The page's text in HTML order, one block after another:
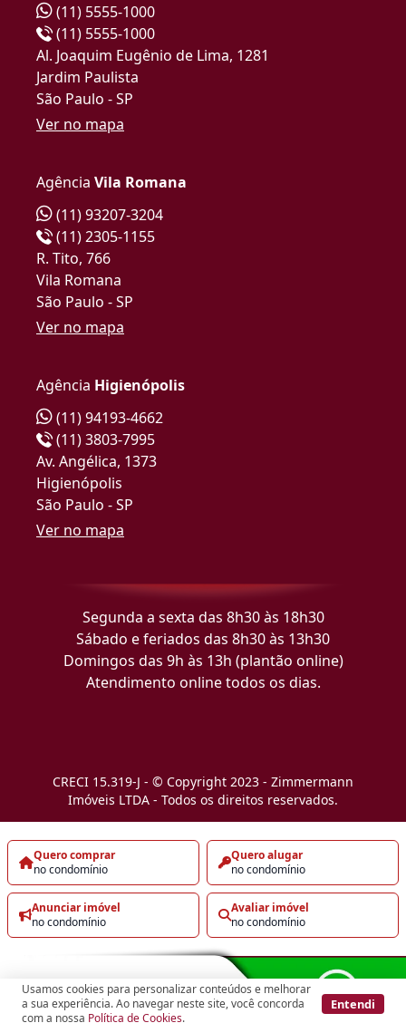
Usamos cookies para personalizar conteúdos e melhorar
a sua experiência. Ao navegar neste site, você concorda
com a nossa Política de Cookies.
Entendi
Quero comprar
no condomínio
Quero alugar
no condomínio
Anunciar imóvel
no condomínio
Avaliar imóvel
no condomínio
(11) 5555-1000
(11) 5555-1000
Al. Joaquim Eugênio de Lima, 1281
Jardim Paulista
São Paulo - SP
Ver no mapa
Agência Vila Romana
(11) 93207-3204
(11) 2305-1155
R. Tito, 766
Vila Romana
São Paulo - SP
Ver no mapa
Agência Higienópolis
(11) 94193-4662
(11) 3803-7995
Av. Angélica, 1373
Higienópolis
São Paulo - SP
Ver no mapa
Segunda a sexta das 8h30 às 18h30
Sábado e feriados das 8h30 às 13h30
Domingos das 9h às 13h (plantão online)
Atendimento online todos os dias.
CRECI 15.319-J - © Copyright 2023 - Zimmermann
Imóveis LTDA - Todos os direitos reservados.